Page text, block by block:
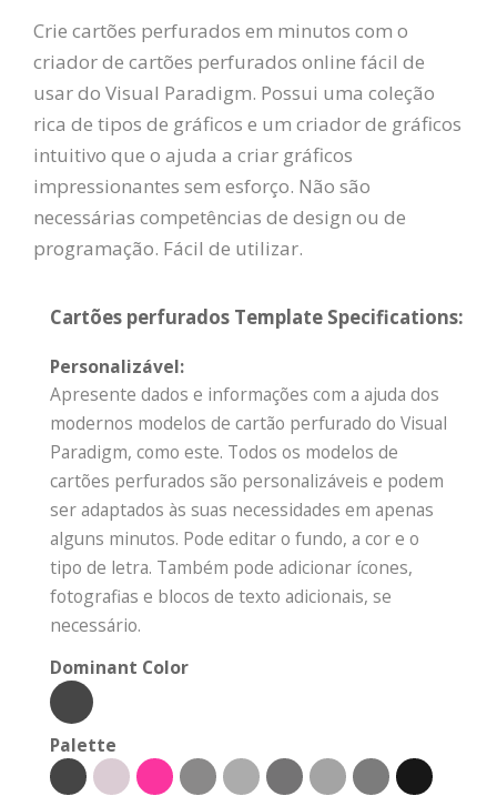
Crie cartões perfurados em minutos com o
criador de cartões perfurados online fácil de
usar do Visual Paradigm. Possui uma coleção
rica de tipos de gráficos e um criador de gráficos
intuitivo que o ajuda a criar gráficos
impressionantes sem esforço. Não são
necessárias competências de design ou de
programação. Fácil de utilizar.
Cartões perfurados Template Specifications:
Personalizável:
Apresente dados e informações com a ajuda dos
modernos modelos de cartão perfurado do Visual
Paradigm, como este. Todos os modelos de
cartões perfurados são personalizáveis e podem
ser adaptados às suas necessidades em apenas
alguns minutos. Pode editar o fundo, a cor e o
tipo de letra. Também pode adicionar ícones,
fotografias e blocos de texto adicionais, se
necessário.
Dominant Color
Palette